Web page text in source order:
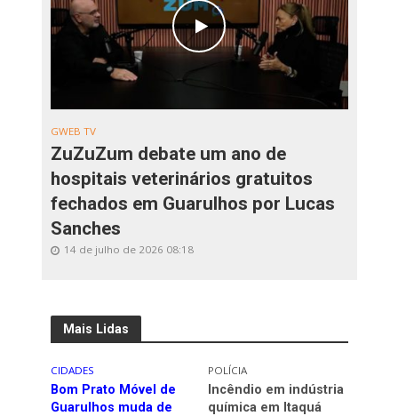
GWEB TV
ZuZuZum debate um ano de
hospitais veterinários gratuitos
fechados em Guarulhos por Lucas
Sanches
14 de julho de 2026 08:18
Mais Lidas
CIDADES
Bom Prato Móvel de
Guarulhos muda de
POLÍCIA
Incêndio em indústria
química em Itaquá